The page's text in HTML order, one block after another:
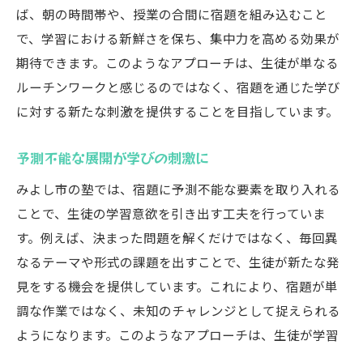
ば、朝の時間帯や、授業の合間に宿題を組み込むこと
で、学習における新鮮さを保ち、集中力を高める効果が
期待できます。このようなアプローチは、生徒が単なる
ルーチンワークと感じるのではなく、宿題を通じた学び
に対する新たな刺激を提供することを目指しています。
予測不能な展開が学びの刺激に
みよし市の塾では、宿題に予測不能な要素を取り入れる
ことで、生徒の学習意欲を引き出す工夫を行っていま
す。例えば、決まった問題を解くだけではなく、毎回異
なるテーマや形式の課題を出すことで、生徒が新たな発
見をする機会を提供しています。これにより、宿題が単
調な作業ではなく、未知のチャレンジとして捉えられる
ようになります。このようなアプローチは、生徒が学習